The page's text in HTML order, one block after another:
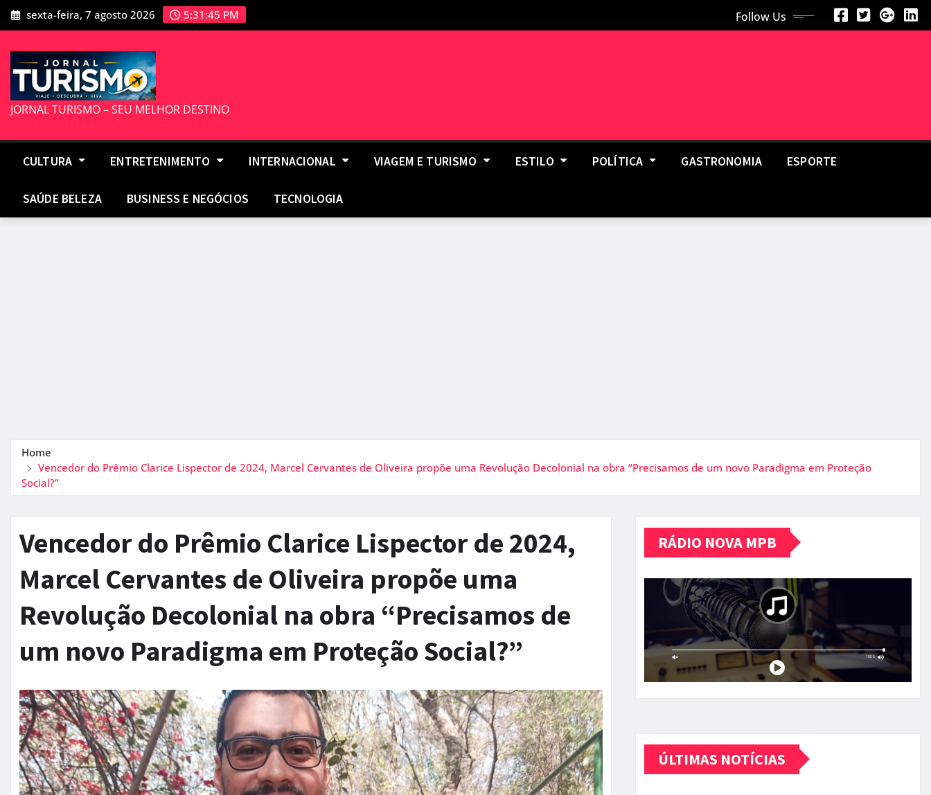
Skip
to
sexta-feira, 7 agosto 2026 5:31:46 PM Follow Us
JORNAL TURISMO – SEU MELHOR DESTINO
CULTURA ENTRETENIMENTO INTERNACIONAL VIAGEM E TURISMO ESTILO POLÍTICA GASTRONOMIA ESPORTE
SAÚDE BELEZA BUSINESS E NEGÓCIOS TECNOLOGIA
Home
Vencedor do Prêmio Clarice Lispector de 2024, Marcel Cervantes de Oliveira propõe uma Revolução Decolonial na obra “Precisamos de um novo Paradigma em Proteção
Social?”
Vencedor do Prêmio Clarice Lispector de 2024,
Marcel Cervantes de Oliveira propõe uma
Revolução Decolonial na obra “Precisamos de
um novo Paradigma em Proteção Social?”
RÁDIO NOVA MPB
ÚLTIMAS NOTÍCIAS